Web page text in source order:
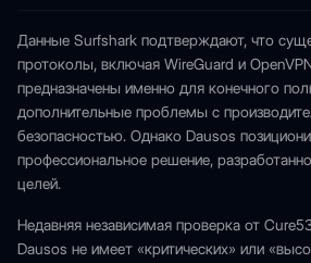
Данные Surfshark подтверждают, что
протоколы, включая WireGuard и
предназначены именно для конечного
дополнительные проблемы с
безопасностью. Однако Dausos
профессиональное решение,
целей.
Недавняя независимая проверка от
Dausos не имеет «критических» или